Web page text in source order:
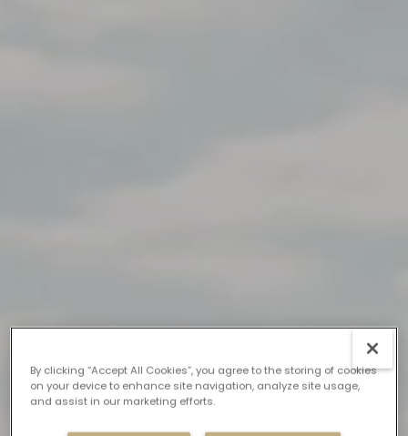
By clicking “Accept All Cookies”, you agree to the storing of cookies
on your device to enhance site navigation, analyze site usage,
and assist in our marketing efforts.